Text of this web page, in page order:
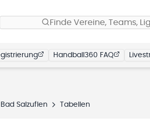
Finde Vereine, Teams,
Handball360 FAQ
Salzuflen Tabellen